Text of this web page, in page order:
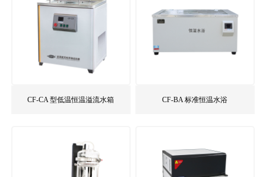
CF-CA 型低温恒温溢流水箱 CF-BA 标准恒温水浴